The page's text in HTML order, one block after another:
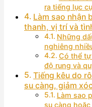
ra tiếng lục
Làm sao nhận
thanh, vị trí và
Những
nghiêng
Có thể
độ rung và
Tiếng kêu do
su càng, giảm
Làm sao
su càng